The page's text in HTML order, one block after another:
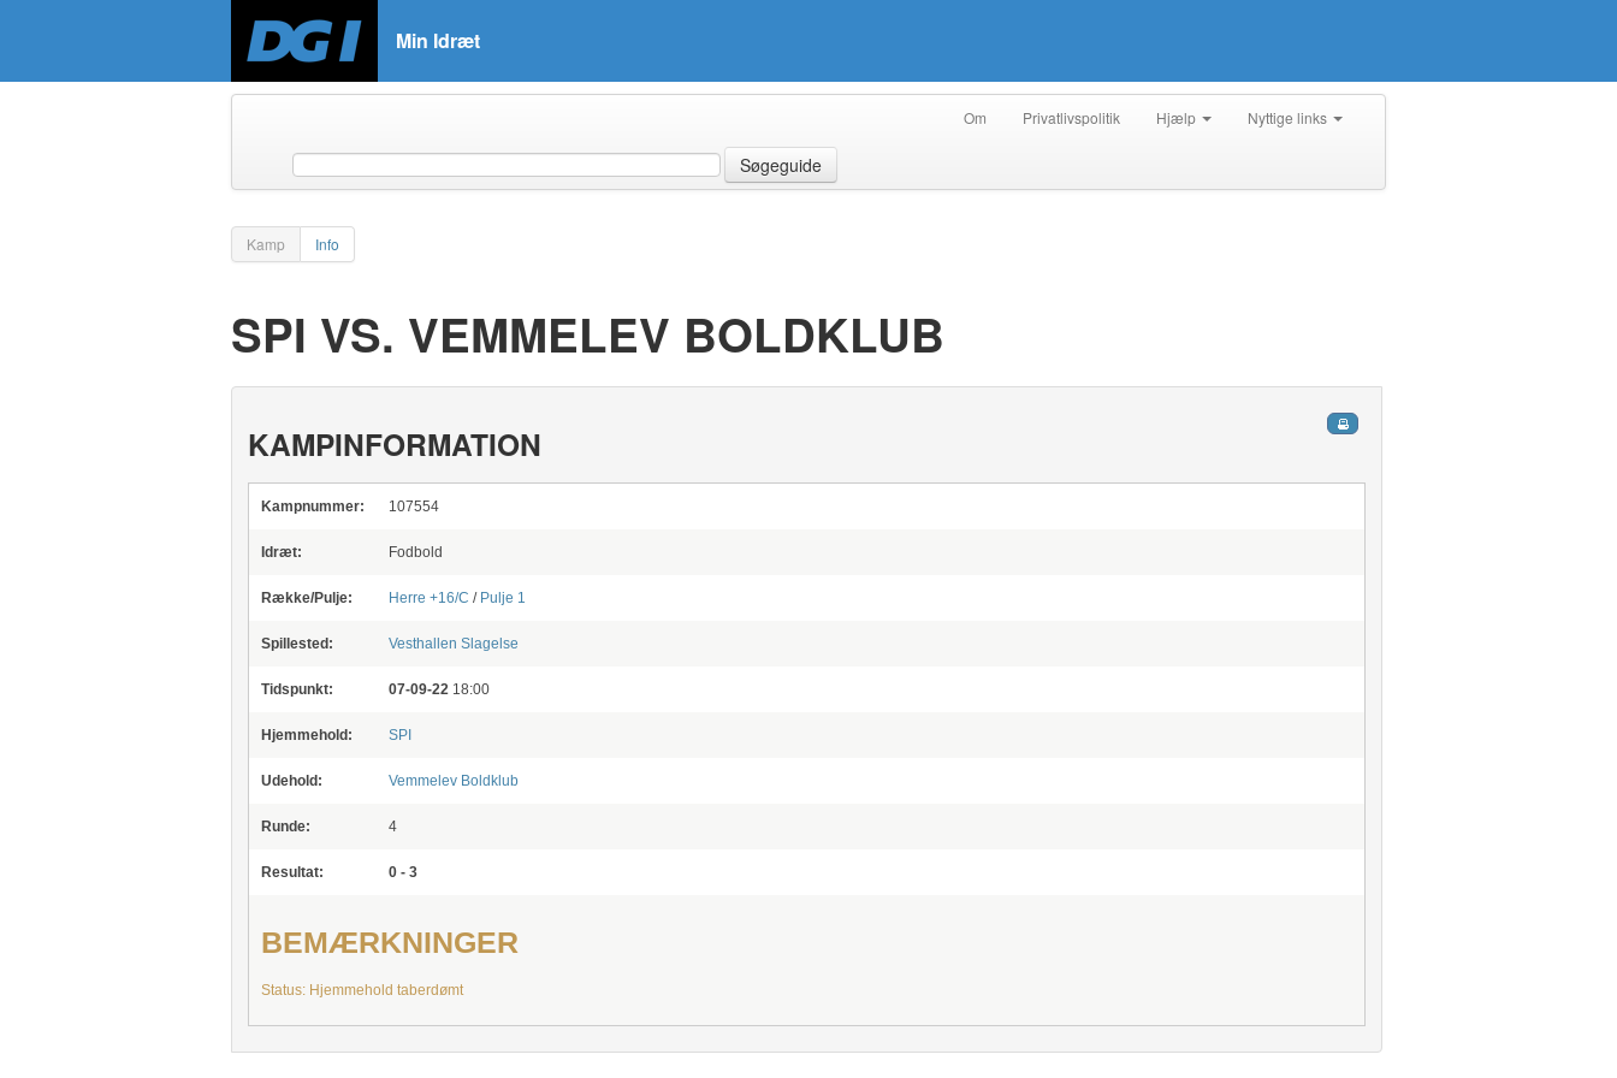
Min Idræt
Om Privatlivspolitik Hjælp Nyttige links
Søgeguide
Kamp Info
SPI VS. VEMMELEV BOLDKLUB
KAMPINFORMATION
Kampnummer: 107554
Idræt: Fodbold
Række/Pulje: Herre +16/C / Pulje 1
Spillested: Vesthallen Slagelse
Tidspunkt: 07-09-22 18:00
Hjemmehold: SPI
Udehold: Vemmelev Boldklub
Runde: 4
Resultat: 0 - 3
BEMÆRKNINGER
Status: Hjemmehold taberdømt